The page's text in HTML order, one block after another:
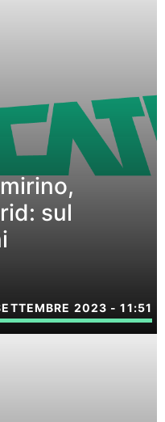
sul
2023 - 11:51